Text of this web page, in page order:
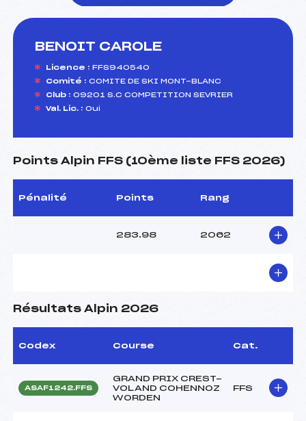
BENOIT CAROLE
Licence : FFS940540
Comité : COMITE DE SKI MONT-BLANC
Club : 09201 S.C COMPETITION SEVRIER
Val. Lic. : Oui
Points Alpin FFS (10ème liste FFS 2026)
Pénalité Points Rang
283.98 2062
Résultats Alpin 2026
Codex Course Cat.
ASAF1242.FFS
GRAND PRIX CREST-
VOLAND COHENNOZ
WORDEN
FFS